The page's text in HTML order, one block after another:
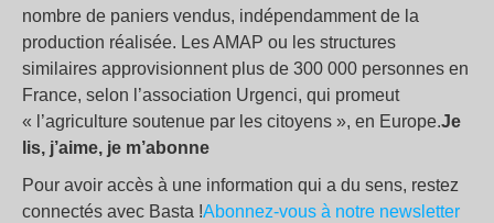
nombre de paniers vendus, indépendamment de la
production réalisée. Les AMAP ou les structures
similaires approvisionnent plus de 300 000 personnes en
France, selon l’association Urgenci, qui promeut
« l’agriculture soutenue par les citoyens », en Europe.Je
lis, j’aime, je m’abonne
Pour avoir accès à une information qui a du sens, restez
connectés avec Basta !Abonnez-vous à notre newsletter